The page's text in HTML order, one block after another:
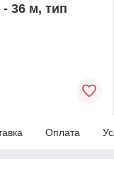
- 36 м, тип
Оплата